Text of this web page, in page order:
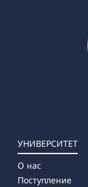
➜ Начальная
УНИВЕРСИТЕТ
О нас
Поступление